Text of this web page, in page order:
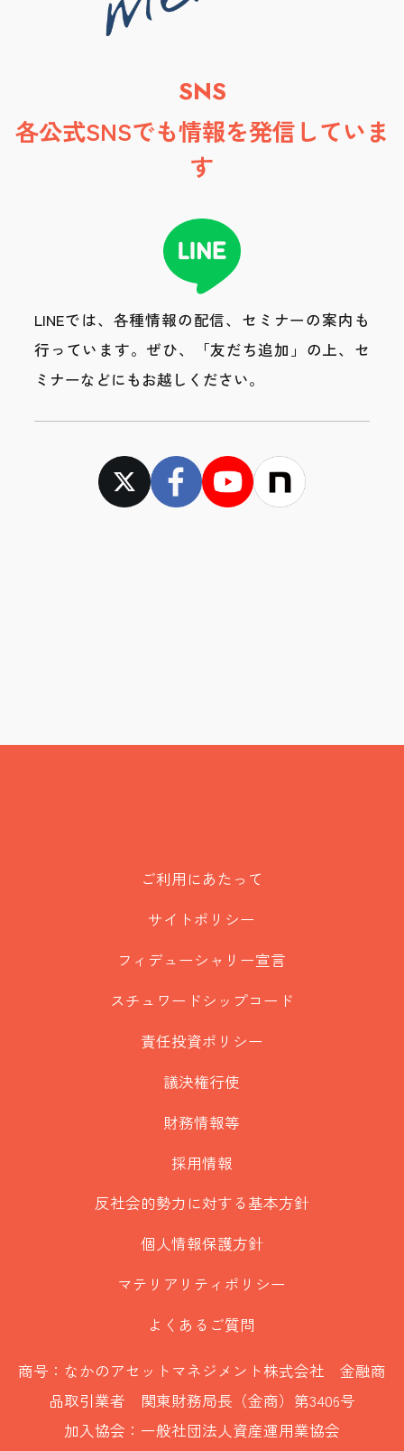
SNS
各公式SNSでも情報を発信していま
す
LINEでは、各種情報の配信、セミナーの案内も
行っています。 ぜひ、「友だち追加」の上、セ
ミナーなどにもお越しください。
ご利用にあたって
サイトポリシー
フィデューシャリー宣言
スチュワードシップコード
責任投資ポリシー
議決権行使
財務情報等
採用情報
反社会的勢力に対する基本方針
個人情報保護方針
マテリアリティポリシー
よくあるご質問
商号：なかのアセットマネジメント株式会社 金融商
品取引業者 関東財務局長（金商）第3406号
加入協会：一般社団法人資産運用業協会